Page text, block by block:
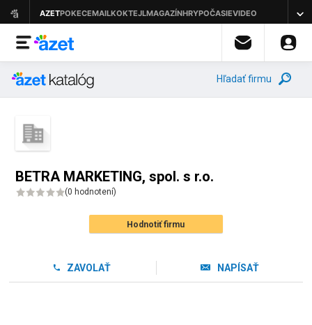
Hľadať firmu
BETRA MARKETING, spol. s r.o.
(0 hodnotení)
Hodnotiť firmu
ZAVOLAŤ NAPÍSAŤ